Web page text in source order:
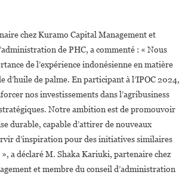
chez Kuramo Capital Management et
de PHC, a commenté : « Nous
de l’expérience indonésienne en matière
d’huile de palme. En participant à l’IPOC 2024,
nos investissements dans l’agribusiness
Notre ambition est de promouvoir
durable, capable d’attirer de nouveaux
d’inspiration pour des initiatives similaires
a déclaré M. Shaka Kariuki, partenaire chez
et membre du conseil d’administration